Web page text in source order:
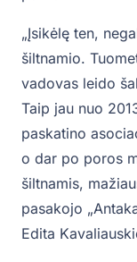
„Įsikėlę ten,
šiltnamio.
vadovas leido
Taip jau nuo
paskatino
o dar po poros
šiltnamis,
pasakojo
Edita